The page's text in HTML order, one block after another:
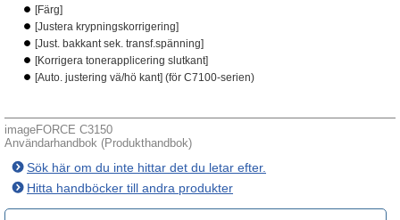
[Färg]
[Justera krypningskorrigering]
[Just. bakkant sek. transf.spänning]
[Korrigera tonerapplicering slutkant]
[Auto. justering vä/hö kant] (för C7100-serien)
imageFORCE C3150
Användarhandbok (Produkthandbok)
Sök här om du inte hittar det du letar efter.
Hitta handböcker till andra produkter